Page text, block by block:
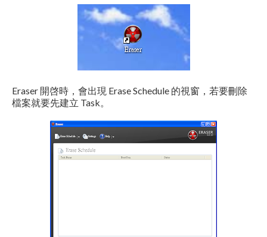
Eraser 開啓時，會出現 Erase Schedule 的視窗，若要刪除
檔案就要先建立 Task。